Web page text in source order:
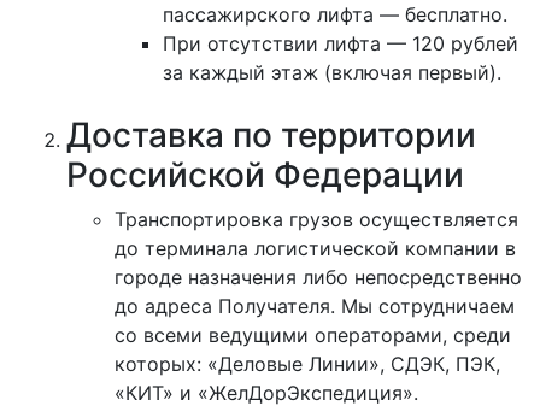
пассажирского лифта — бесплатно.
При отсутствии лифта — 120 рублей
за каждый этаж (включая первый).
Доставка по территории
Российской Федерации
Транспортировка грузов осуществляется
до терминала логистической компании в
городе назначения либо непосредственно
до адреса Получателя. Мы сотрудничаем
со всеми ведущими операторами, среди
которых: «Деловые Линии», СДЭК, ПЭК,
«КИТ» и «ЖелДорЭкспедиция».